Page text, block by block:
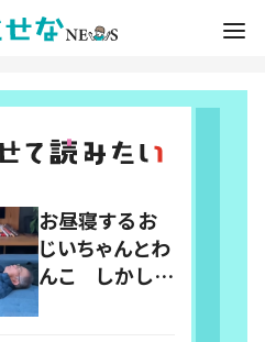
お昼寝するお
じいちゃんとわ
んこ しかしよ